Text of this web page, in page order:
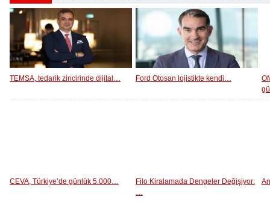
TEMSA, tedarik zincirinde dijital… Ford Otosan lojistikte kendi…
CEVA, Türkiye’de günlük 5.000…
Filo Kiralamada Dengeler Değişiyor:
…